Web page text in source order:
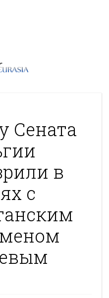
Сената
в
с